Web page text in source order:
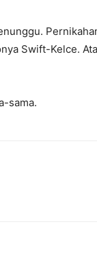
Swift-Kelce.
sama.